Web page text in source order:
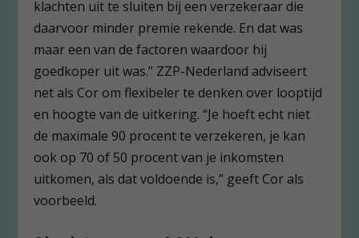
klachten uit te sluiten bij een verzekeraar die
daarvoor minder premie rekende. En dat was
maar een van de factoren waardoor hij
goedkoper uit was.” ZZP-Nederland adviseert
net als Cor om flexibeler te denken over looptijd
en hoogte van de uitkering. “Je hoeft echt niet
de maximale 90 procent te verzekeren, je kan
ook op 70 of 50 procent van je inkomsten
uitkomen, als dat voldoende is,” geeft Cor als
voorbeeld.